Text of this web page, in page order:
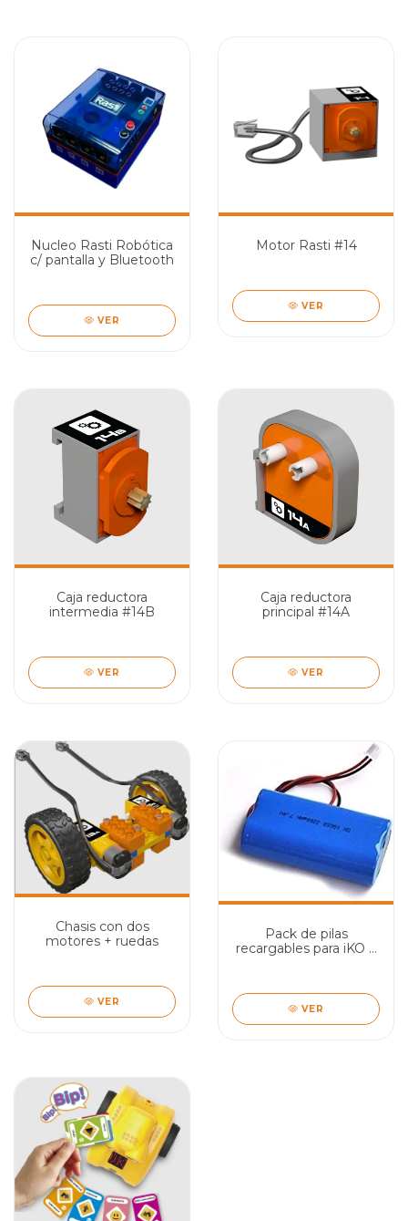
Nucleo Rasti Robótica
c/ pantalla y Bluetooth
VER
Motor Rasti #14
VER
Caja reductora
intermedia #14B
VER
Caja reductora
principal #14A
VER
Chasis con dos
motores + ruedas
VER
Pack de pilas
recargables para iKO y
VER